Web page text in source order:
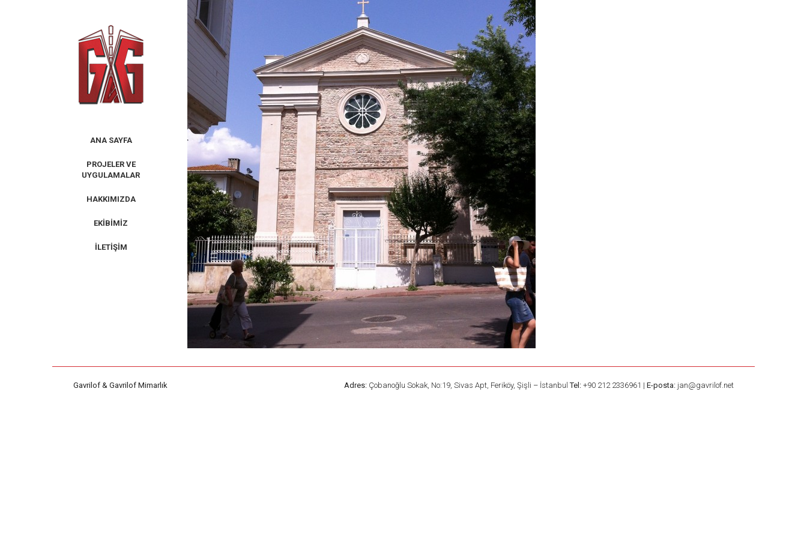
ANA SAYFA
PROJELER VE
UYGULAMALAR
HAKKIMIZDA
EKIBIMIZ
İLETIŞIM
Gavrilof & Gavrilof Mimarlık Adres:Çobanoğlu Sokak, No:19, Sivas Apt, Feriköy, Şişli – İstanbulTel:+90 212 2336961 | E-posta:jan@gavrilof.net